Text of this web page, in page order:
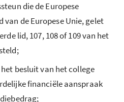
die de Europese
van de Europese Unie, gelet
lid, 107, 108 of 109 van het
besluit van het college
financiële aanspraak